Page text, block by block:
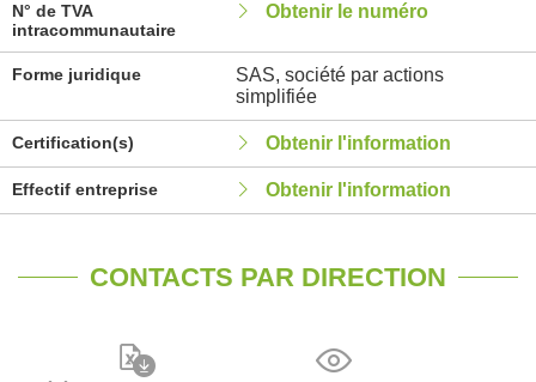
N° de TVA
intracommunautaire
Obtenir le numéro
Forme juridique
SAS, société par actions
simplifiée
Certification(s) Obtenir l'information
Effectif entreprise Obtenir l'information
CONTACTS PAR DIRECTION